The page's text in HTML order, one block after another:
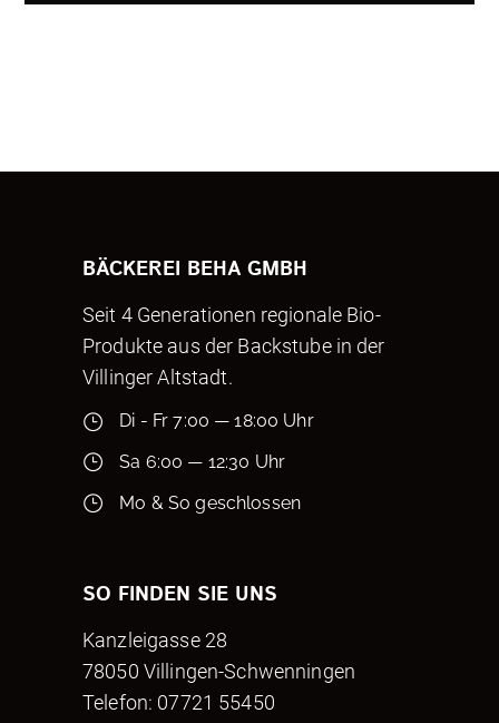
BÄCKEREI BEHA GMBH
Seit 4 Generationen regionale Bio-
Produkte aus der Backstube in der
Villinger Altstadt.
Di - Fr 7:00 — 18:00 Uhr
Sa 6:00 — 12:30 Uhr
Mo & So geschlossen
SO FINDEN SIE UNS
Kanzleigasse 28
78050 Villingen-Schwenningen
Telefon: 07721 55450